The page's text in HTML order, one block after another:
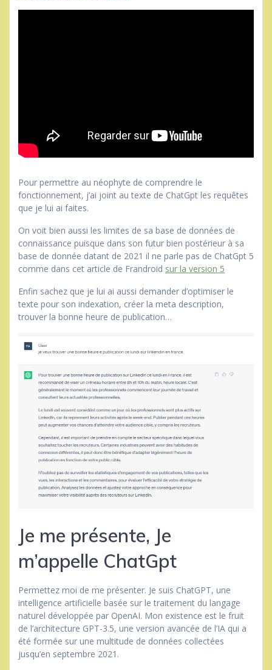
Pour permettre au néophyte de comprendre le
fonctionnement, j’ai joint au texte de ChatGpt les requêtes
que je lui ai faites.
On voit bien aussi les limites de sa base de données de
connaissance puisque dans son futur bien postérieur à sa
base de donnée datant de 2021 il ne parle pas de ChatGpt 5
comme dans cet article de Frandroid sur la version 5
Enfin sachez que je lui ai aussi demander d’optimiser le
texte pour son indexation, créer la meta description,
trouver la bonne heure de publication…
Je me présente, Je
m’appelle ChatGpt
Permettez moi de me présenter. Je suis ChatGPT, une
intelligence artificielle basée sur le traitement du langage
naturel développée par OpenAI. Mon existence est le fruit
de l’architecture GPT-3.5, une version avancée de l’IA qui a
été formée sur une multitude de données collectées
jusqu’en septembre 2021.